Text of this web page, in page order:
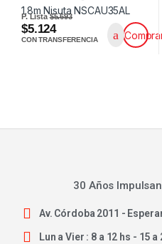
P. Lista$5.693
$5.124
CON TRANSFERENCIA
30 Años
Av. Córdoba 2011 -
Lun a Vier : 8 a 12 hs - 15 a